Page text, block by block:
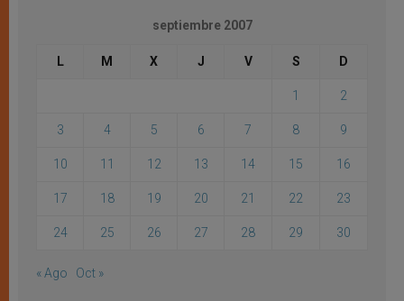
septiembre 2007
L M X J V S D
1 2
3 4 5 6 7 8 9
10 11 12 13 14 15 16
17 18 19 20 21 22 23
24 25 26 27 28 29 30
« Ago Oct »